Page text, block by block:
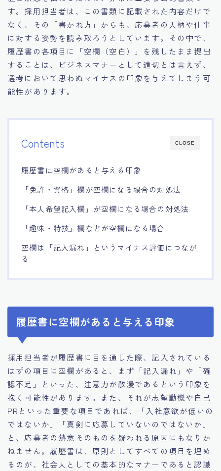
す。採用担当者は、この書類に記載された内容だけで
なく、その「書かれ方」からも、応募者の人柄や仕事
に対する姿勢を読み取ろうとしています。その中で、
履歴書の各項目に「空欄（空白）」を残したまま提出
することは、ビジネスマナーとして適切とは言えず、
選考において思わぬマイナスの印象を与えてしまう可
能性があります。
CLOSE
Contents
履歴書に空欄があると与える印象
「免許・資格」欄が空欄になる場合の対処法
「本人希望記入欄」が空欄になる場合の対処法
「趣味・特技」欄などが空欄になる場合
空欄は「記入漏れ」というマイナス評価につなが
る
履歴書に空欄があると与える印象
採用担当者が履歴書に目を通した際、記入されている
はずの項目に空欄があると、まず「記入漏れ」や「確
認不足」といった、注意力が散漫であるという印象を
抱く可能性があります。また、それが志望動機や自己
PRといった重要な項目であれば、「入社意欲が低いの
ではないか」「真剣に応募していないのではないか」
と、応募者の熱意そのものを疑われる原因にもなりか
ねません。履歴書は、原則としてすべての項目を埋め
るのが、社会人としての基本的なマナーであると認識